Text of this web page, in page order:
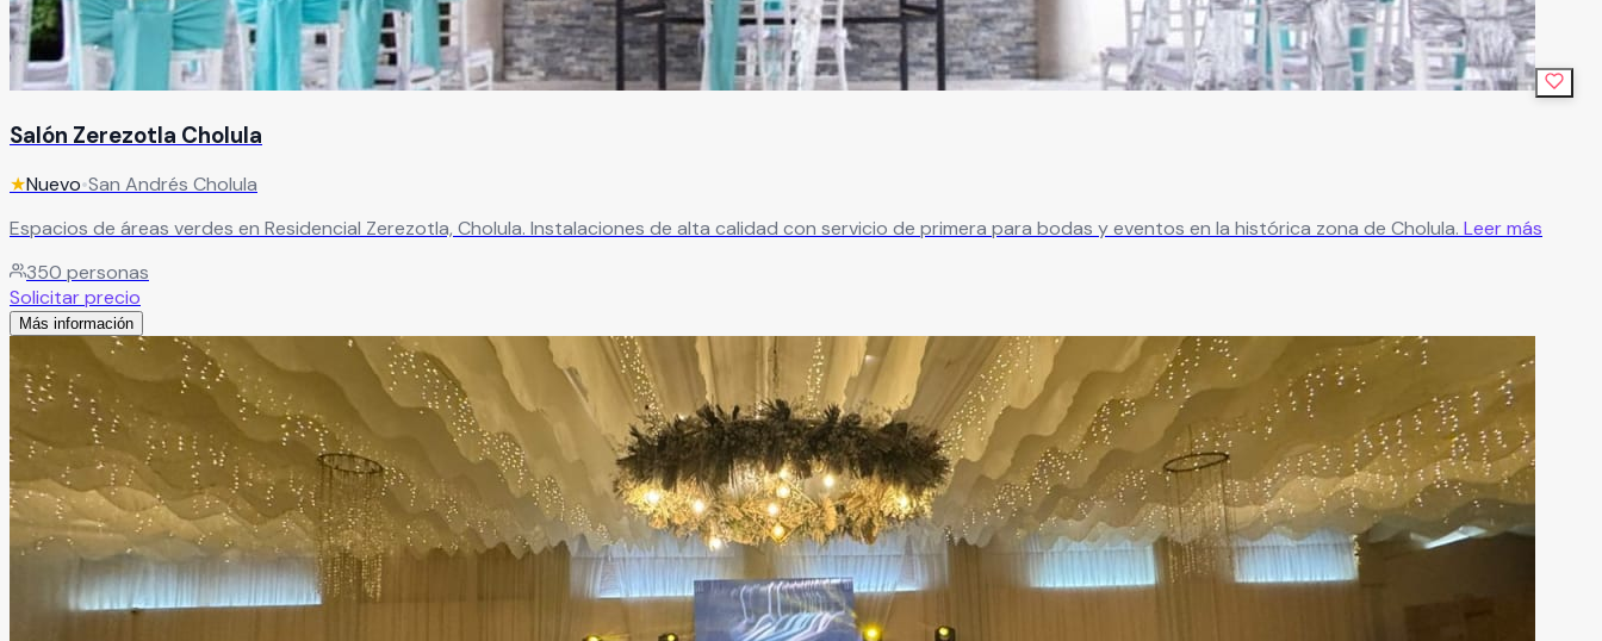
Salón Zerezotla Cholula
★Nuevo•San Andrés Cholula
Espacios de áreas verdes en Residencial Zerezotla, Cholula. Instalaciones de alta calidad con servicio de primera para bodas y eventos en la histórica zona de Cholula. Leer más
350 personas
Solicitar precio
Más información